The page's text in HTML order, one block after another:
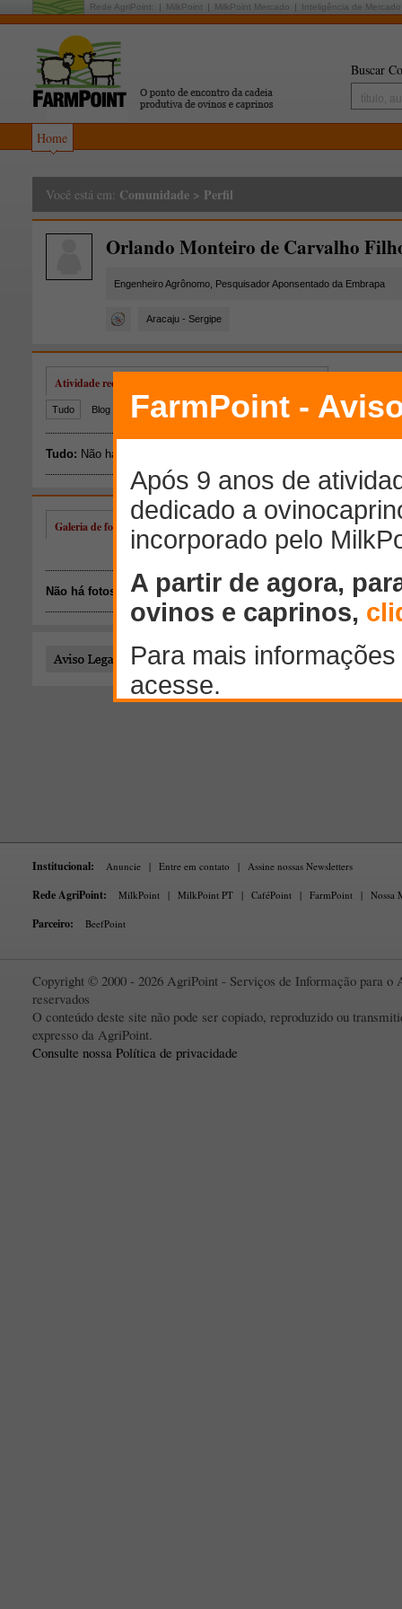
Rede AgriPoint: MilkPoint MilkPoint Mercado Inteligência de Mercado
Buscar
Home
Você está em: Comunidade > Perfil
Orlando Monteiro de Carvalho
Engenheiro Agrônomo, Pesquisador Aponsentado da Embrapa
Aracaju - Sergipe
Galeria de fotos de Orlando Monteiro de Carvalho Filho
Não há fotos disponíveis.
Todo o conteúdo publicado por este usuário é de
Institucional: Anuncie | Entre em contato | Assine nossas Newsletters
Rede AgriPoint: MilkPoint | MilkPoint PT | CaféPoint | FarmPoint | Nossa
Parceiro: BeefPoint
Copyright © 2000 - 2026 AgriPoint - Serviços de Informação para o
reservados
O conteúdo deste site não pode ser copiado, reproduzido ou
expresso da AgriPoint.
Consulte nossa Política de privacidade